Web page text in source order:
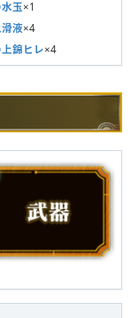
玉×1
液×4
錦ヒレ×4